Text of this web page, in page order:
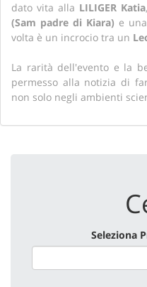
dato vita alla LILIGER Katia
(Sam padre di Kiara) e una
volta è un incrocio tra un
La rarità dell'evento e la
permesso alla notizia di
non solo negli ambienti
Seleziona